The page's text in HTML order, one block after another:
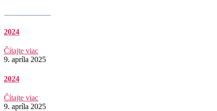
2024
Čítajte viac
9. apríla 2025
2024
Čítajte viac
9. apríla 2025